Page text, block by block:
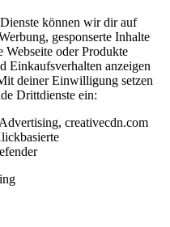
können wir dir auf
gesponserte Inhalte
Webseite oder Produkte
Einkaufsverhalten anzeigen
deiner Einwilligung setzen
Drittdienste ein:
creativecdn.com